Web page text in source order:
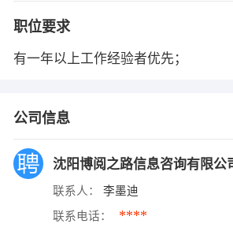
职位要求
有一年以上工作经验者优先；
公司信息
沈阳博阅之路信息咨询有限公
联系人： 李墨迪
联系电话： ****